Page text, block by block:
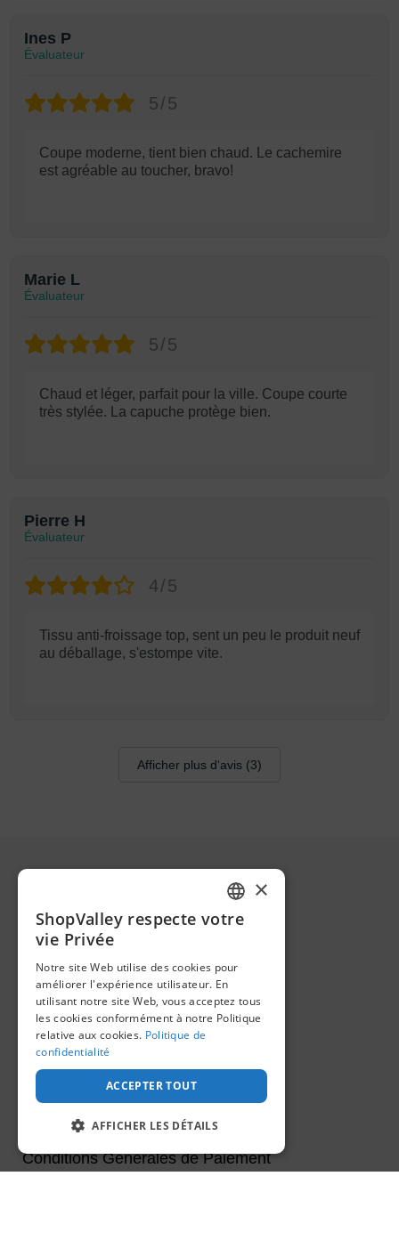
Ines P
Évaluateur
5/5
Coupe moderne, tient bien chaud. Le cachemire
est agréable au toucher, bravo!
Marie L
Évaluateur
5/5
Chaud et léger, parfait pour la ville. Coupe courte
très stylée. La capuche protège bien.
Pierre H
Évaluateur
4/5
Tissu anti-froissage top, sent un peu le produit neuf
au déballage, s'estompe vite.
Afficher plus d‘avis (3)
Mentions Légales
Politique de Livraison
Conditions Générales de Vente
Politique de Confidentialité
Politique de Retour et de
Remboursement
Conditions Générales de Paiement
FRENCH
×
ShopValley respecte votre
vie Privée
Notre site Web utilise des cookies pour
améliorer l'expérience utilisateur. En
utilisant notre site Web, vous acceptez tous
les cookies conformément à notre Politique
relative aux cookies. Politique de
confidentialité
ACCEPTER TOUT
AFFICHER LES DÉTAILS
STRICTEMENT NÉCESSAIRES